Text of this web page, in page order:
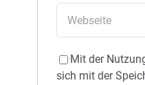
Mit der
sich mit der